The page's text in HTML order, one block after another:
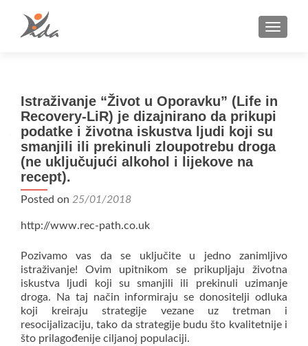
Istraživanje “Život u Oporavku” (Life in
Recovery-LiR) je dizajnirano da prikupi
podatke i životna iskustva ljudi koji su
smanjili ili prekinuli zloupotrebu droga
(ne uključujući alkohol i lijekove na
recept).
Posted on 25/01/2018
http://www.rec-path.co.uk
Pozivamo vas da se uključite u jedno zanimljivo
istraživanje! Ovim upitnikom se prikupljaju životna
iskustva ljudi koji su smanjili ili prekinuli uzimanje
droga. Na taj način informiraju se donositelji odluka
koji kreiraju strategije vezane uz tretman i
resocijalizaciju, tako da strategije budu što kvalitetnije i
što prilagođenije ciljanoj populaciji.